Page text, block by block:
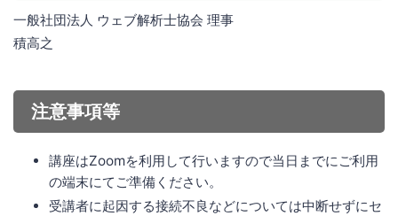
一般社団法人 ウェブ解析士協会 理事
積高之
注意事項等
講座はZoomを利用して行いますので当日までにご利用
の端末にてご準備ください。
受講者に起因する接続不良などについては中断せずにセ